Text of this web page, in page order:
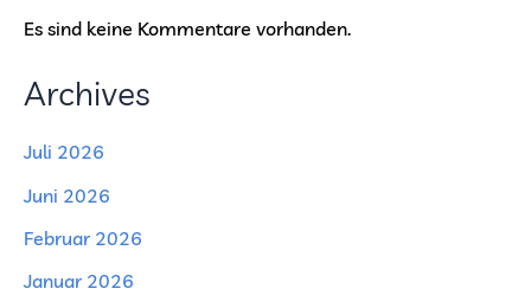
Es sind keine Kommentare vorhanden.
Archives
Juli 2026
Juni 2026
Februar 2026
Januar 2026